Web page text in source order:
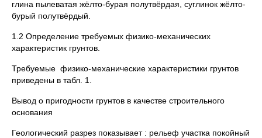
глина пылеватая жёлто-бурая полутвёрдая, суглинок жёлто-
бурый полутвёрдый.
1.2 Определение требуемых физико-механических
характеристик грунтов.
Требуемые физико-механические характеристики грунтов
приведены в табл. 1.
Вывод о пригодности грунтов в качестве строительного
основания
Геологический разрез показывает : рельеф участка покойный